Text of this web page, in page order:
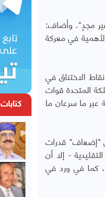
غير مجدٍ". وأضاف:
في معركة
الاختناق في
المتحدة قوات
عبر ما سرعان ما
"إضعاف" قدرات
- إلا أن
كما في ورد في
كتابات